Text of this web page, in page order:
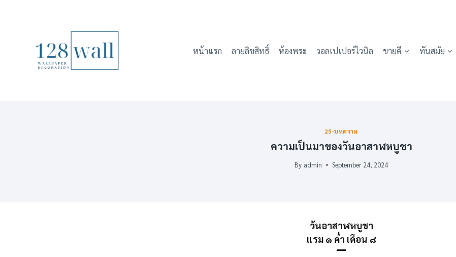
หน้าแรก
ลายลิขสิทธิ์ ห้องพระ วอลเปเปอร์ไวนิล ขายดี ทันสมัย
25-บทความ
ความเป็นมาของวันอาสาฬหบูชา
By admin September 24, 2024
วันอาสาฬหบูชา
แรม ๑ ค่ำ เดือน ๘